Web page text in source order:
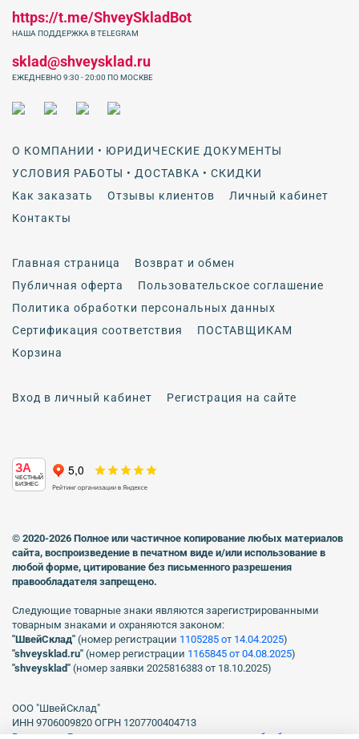
О КОМПАНИИ • ЮРИДИЧЕСКИЕ ДОКУМЕНТЫ
УСЛОВИЯ РАБОТЫ • ДОСТАВКА • СКИДКИ
Как заказать
Отзывы клиентов
Личный кабинет
Контакты
Главная страница
Возврат и обмен
Публичная оферта
Пользовательское соглашение
Политика обработки персональных данных
Сертификация соответствия
ПОСТАВЩИКАМ
Корзина
Вход в личный кабинет Регистрация на сайте
https://t.me/ShveySkladBot
НАША ПОДДЕРЖКА В TELEGRAM
sklad@shveysklad.ru
ЕЖЕДНЕВНО 9:30 - 20:00 ПО МОСКВЕ
ЗА
ЧЕСТНЫЙ
БИЗНЕС
© 2020-2026 Полное или частичное копирование любых материалов
сайта, воспроизведение в печатном виде и/или использование в
любой форме, цитирование без письменного разрешения
правообладателя запрещено.
Следующие товарные знаки являются зарегистрированными
товарным знаками и охраняются законом:
"ШвейСклад" (номер регистрации 1105285 от 14.04.2025)
"shveуsklad.ru" (номер регистрации 1165845 от 04.08.2025)
"shveysklad" (номер заявки 2025816383 от 18.10.2025)
ООО "ШвейСклад"
ИНН 9706009820 ОГРН 1207700404713